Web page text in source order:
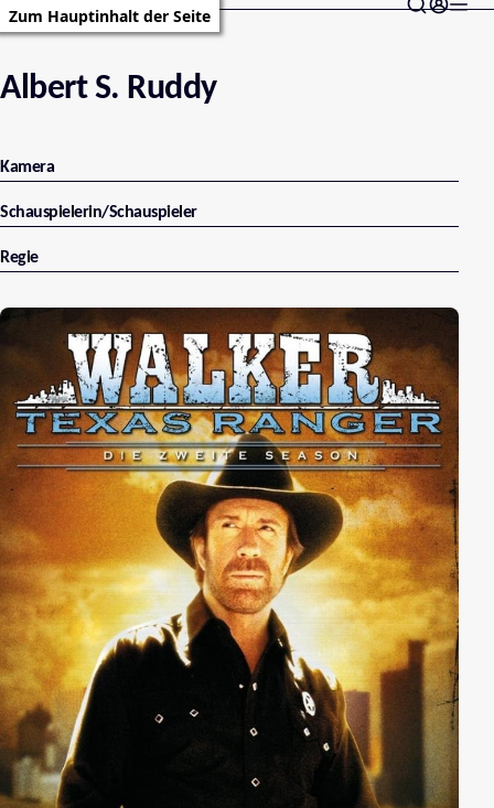
Zum Hauptinhalt der Seite
Albert S. Ruddy
Kamera
Schauspielerin/Schauspieler
Regie